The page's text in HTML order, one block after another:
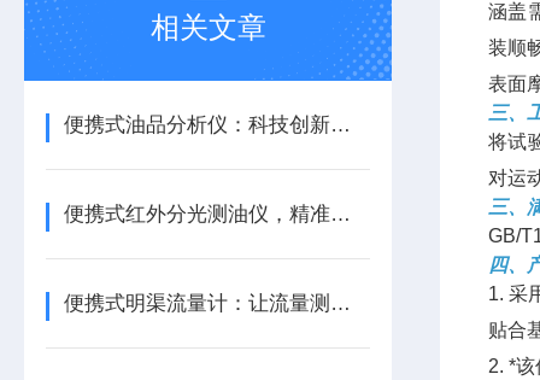
相关文章
便携式油品分析仪：科技创新驱动油品检测革命
便携式红外分光测油仪，精准解锁全场景油类检测密码
便携式明渠流量计：让流量测量不再受限
涵盖
装顺
表面
三、
将试
对运
三、
GB/
四、
1. 采
贴合
2. *